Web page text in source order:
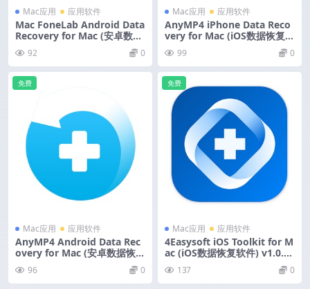
Mac应用 应用软件
Mac FoneLab Android Data
Recovery for Mac (安卓数据
恢复工具) v3.2.26 中文版
92 0
Mac应用 应用软件
AnyMP4 iPhone Data Reco
very for Mac (iOS数据恢复工
具iOS Toolkit) v9.1.20 激活
版 99 0
Mac应用 应用软件
AnyMP4 Android Data Rec
overy for Mac (安卓数据恢复
软件) v2.1.26 中文版
免费
96 0
Mac应用 应用软件
4Easysoft iOS Toolkit for M
ac (iOS数据恢复软件) v1.0.36
激活版
免费
137 0